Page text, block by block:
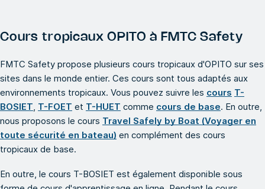
Cours tropicaux OPITO à FMTC Safety
FMTC Safety propose plusieurs cours tropicaux d'OPITO sur ses
sites dans le monde entier. Ces cours sont tous adaptés aux
environnements tropicaux. Vous pouvez suivre les cours T-
BOSIET T-FOET et T-HUET comme cours de base. En outre,
nous proposons le cours Travel Safely by Boat (Voyager en
toute sécurité en bateau) en complément des cours
tropicaux de base.
En outre, le cours T-BOSIET est également disponible sous